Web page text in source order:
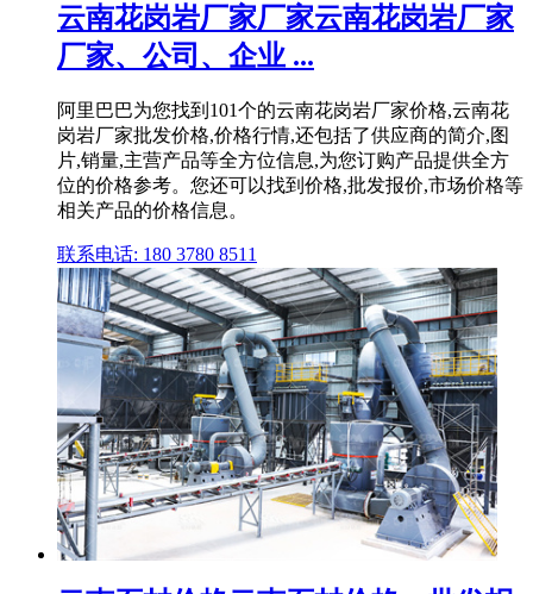
云南花岗岩厂家厂家云南花岗岩厂家
厂家、公司、企业 ...
阿里巴巴为您找到101个的云南花岗岩厂家价格,云南花
岗岩厂家批发价格,价格行情,还包括了供应商的简介,图
片,销量,主营产品等全方位信息,为您订购产品提供全方
位的价格参考。您还可以找到价格,批发报价,市场价格等
相关产品的价格信息。
联系电话: 180 3780 8511